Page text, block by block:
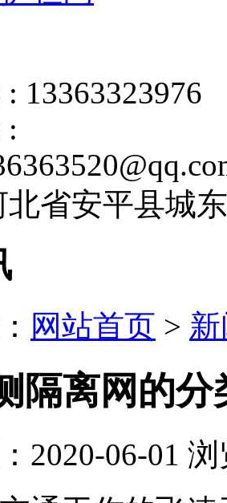
: 13363323976
:
北省安平县城
网站首页 >
隔离网的分
2020-06-01 浏